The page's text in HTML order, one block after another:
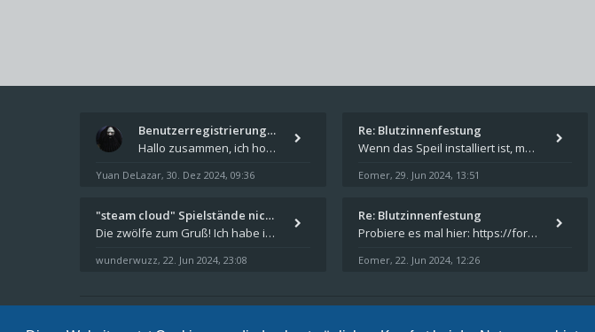
Benutzerregistrierung für das…
Hallo zusammen, ich hoffe Ihr hattet schöne Feiertage und kommt auch gut ins neue Jahr. Ich schreibe hier kurz zur Infor
Yuan DeLazar, 30. Dez 2024, 09:36
Re: Blutzinnenfestung
Wenn das Speil installiert ist, müsste unter "Dokumente" auf Deinem Rechner ein Verzeichnis "blade of destiny" sein. Dar
Eomer, 29. Jun 2024, 13:51
"steam cloud" Spielstände nic…
Die zwölfe zum Gruß! Ich habe in den letzten Tagen Steam auf meinem Desktop PC mit Windows 11 installiert und über Steam
wunderwuzz, 22. Jun 2024, 23:08
Re: Blutzinnenfestung
Probiere es mal hier: https://forum.schicksalsklinge.com/viewtopic.php?f=239&t=15661
Eomer, 22. Jun 2024, 12:26
Sternenschweif.com Nordlandtrilogie Forum FAQ Datenschutz